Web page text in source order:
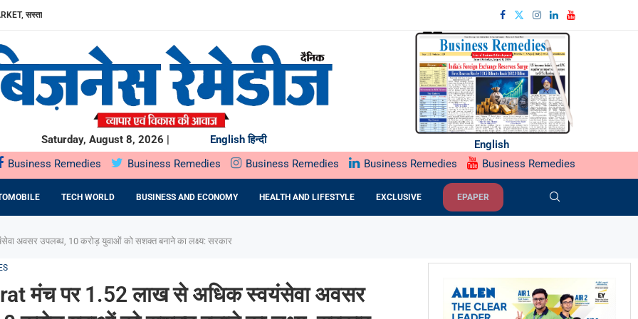
सस्ता...
AAVIN...
में उत्पादन...
BNP...
16TH BRICS TRADE MINISTERS’...
PRATIBHA AGARWAL ON...
के...
Saturday, August 8, 2026 | English हिन्दी
English
Business Remedies Business Remedies Business Remedies Business Remedies Business Remedies
TECH WORLD BUSINESS AND ECONOMY HEALTH AND LIFESTYLE EXCLUSIVE EPAPER
अवसर उपलब्ध, 10 करोड़ युवाओं को सशक्त बनाने का लक्ष्य: सरकार
मंच पर 1.52 लाख से अधिक स्वयंसेवा अवसर